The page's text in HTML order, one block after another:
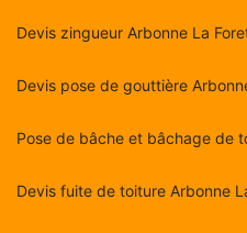
Devis zingueur Arbonne La
Devis pose de gouttière
Pose de bâche et bâchage de
Devis fuite de toiture Arbonne